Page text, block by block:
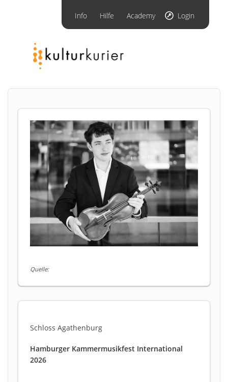
Info Hilfe Academy Login
Quelle:
Schloss Agathenburg
Hamburger Kammermusikfest International
2026